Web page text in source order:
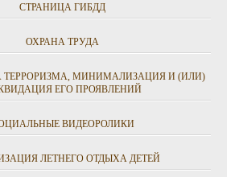
СТРАНИЦА ГИБДД
ОХРАНА ТРУДА
ТЕРРОРИЗМА, МИНИМАЛИЗАЦИЯ И (ИЛИ)
ЕГО ПРОЯВЛЕНИЙ
ВИДЕОРОЛИКИ
ЛЕТНЕГО ОТДЫХА ДЕТЕЙ